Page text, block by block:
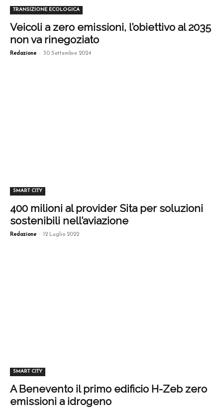
TRANSIZIONE ECOLOGICA
Veicoli a zero emissioni, l’obiettivo al 2035
non va rinegoziato
Redazione - 30 Settembre 2024
SMART CITY
400 milioni al provider Sita per soluzioni
sostenibili nell’aviazione
Redazione - 12 Luglio 2022
SMART CITY
A Benevento il primo edificio H-Zeb zero
emissioni a idrogeno